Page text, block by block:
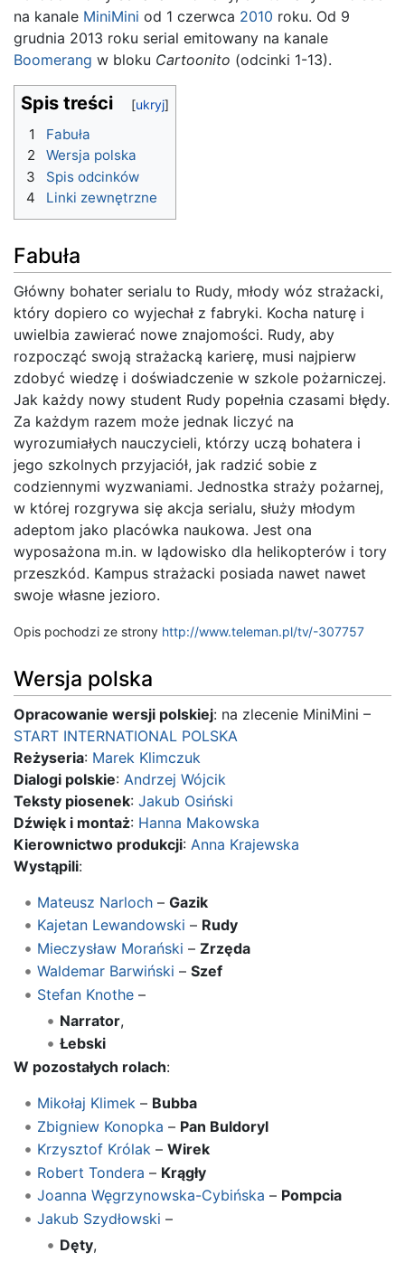
na kanale MiniMini od 1 czerwca 2010 roku. Od 9
grudnia 2013 roku serial emitowany na kanale
Boomerang w bloku Cartoonito (odcinki 1-13).
Spis treści
1
Fabuła
2
Wersja polska
3
Spis odcinków
4
Linki zewnętrzne
Fabuła
Główny bohater serialu to Rudy, młody wóz strażacki,
który dopiero co wyjechał z fabryki. Kocha naturę i
uwielbia zawierać nowe znajomości. Rudy, aby
rozpocząć swoją strażacką karierę, musi najpierw
zdobyć wiedzę i doświadczenie w szkole pożarniczej.
Jak każdy nowy student Rudy popełnia czasami błędy.
Za każdym razem może jednak liczyć na
wyrozumiałych nauczycieli, którzy uczą bohatera i
jego szkolnych przyjaciół, jak radzić sobie z
codziennymi wyzwaniami. Jednostka straży pożarnej,
w której rozgrywa się akcja serialu, służy młodym
adeptom jako placówka naukowa. Jest ona
wyposażona m.in. w lądowisko dla helikopterów i tory
przeszkód. Kampus strażacki posiada nawet nawet
swoje własne jezioro.
Opis pochodzi ze strony http://www.teleman.pl/tv/-307757
Wersja polska
Opracowanie wersji polskiej: na zlecenie MiniMini –
START INTERNATIONAL POLSKA
Reżyseria: Marek Klimczuk
Dialogi polskie: Andrzej Wójcik
Teksty piosenek: Jakub Osiński
Dźwięk i montaż: Hanna Makowska
Kierownictwo produkcji: Anna Krajewska
Wystąpili:
Mateusz Narloch– Gazik
Kajetan Lewandowski – Rudy
Mieczysław Morański – Zrzęda
Waldemar Barwiński – Szef
Stefan Knothe–
Narrator,
Łebski
W pozostałych rolach:
Mikołaj Klimek – Bubba
Zbigniew Konopka – Pan Buldoryl
Krzysztof Królak– Wirek
Robert Tondera – Krągły
Joanna Węgrzynowska-Cybińska – Pompcia
Jakub Szydłowski –
Dęty,